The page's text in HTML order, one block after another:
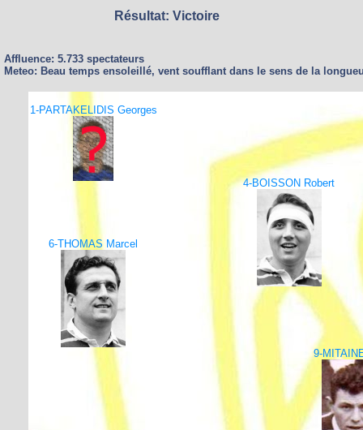
Résultat: Victoire
Affluence: 5.733 spectateurs
Meteo: Beau temps ensoleillé, vent soufflant dans le sens de la
1-PARTAKELIDIS Georges
4-BOISSON Robert
6-THOMAS Marcel
9-